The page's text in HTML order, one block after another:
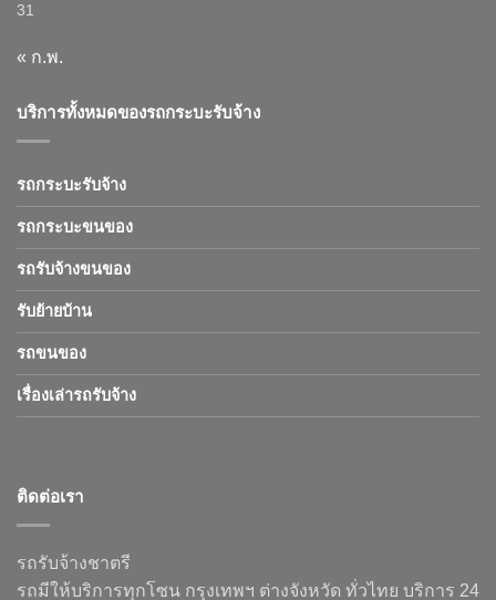
31
« ก.พ.
บริการทั้งหมดของรถกระบะรับจ้าง
รถกระบะรับจ้าง
รถกระบะขนของ
รถรับจ้างขนของ
รับย้ายบ้าน
รถขนของ
เรื่องเล่ารถรับจ้าง
ติดต่อเรา
รถรับจ้างชาตรี
รถมีให้บริการทุกโซน กรุงเทพฯ ต่างจังหวัด ทั่วไทย บริการ 24